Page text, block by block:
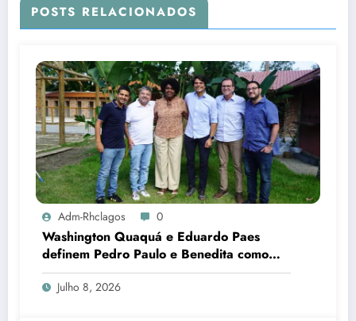
POSTS RELACIONADOS
Adm-Rhclagos 0
Washington Quaquá e Eduardo Paes
definem Pedro Paulo e Benedita como
candidatos ao Senado no Rio
Julho 8, 2026